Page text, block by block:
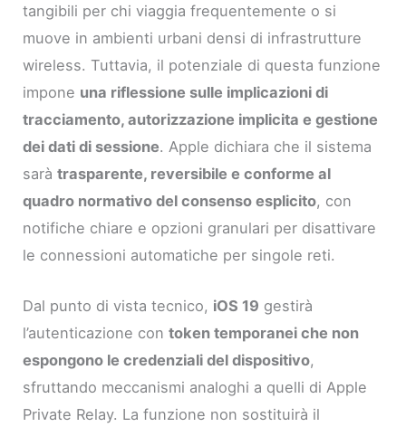
tangibili per chi viaggia frequentemente o si
muove in ambienti urbani densi di infrastrutture
wireless. Tuttavia, il potenziale di questa funzione
impone una riflessione sulle implicazioni di
tracciamento, autorizzazione implicita e gestione
dei dati di sessione. Apple dichiara che il sistema
saràtrasparente, reversibile e conforme al
quadro normativo del consenso esplicito, con
notifiche chiare e opzioni granulari per disattivare
le connessioni automatiche per singole reti.
Dal punto di vista tecnico, iOS 19 gestirà
l’autenticazione contoken temporanei che non
espongono le credenziali del dispositivo,
sfruttando meccanismi analoghi a quelli di Apple
Private Relay. La funzione non sostituirà il